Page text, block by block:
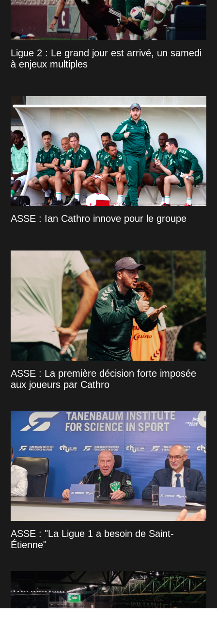
Ligue 2 : Le grand jour est arrivé, un samedi
à enjeux multiples
ASSE : Ian Cathro innove pour le groupe
ASSE : La première décision forte imposée
aux joueurs par Cathro
ASSE : "La Ligue 1 a besoin de Saint-
Étienne"